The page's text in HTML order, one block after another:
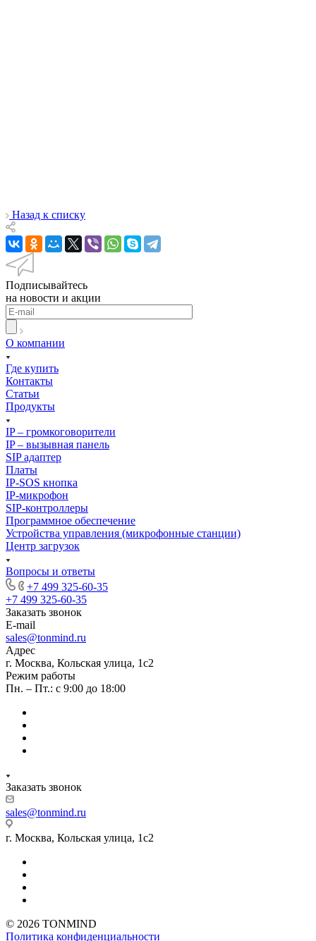
Назад к списку
Подписывайтесь
на новости и акции
О компании
Где купить
Контакты
Статьи
Продукты
IP – громкоговорители
IP – вызывная панель
SIP адаптер
Платы
IP-SOS кнопка
IP-микрофон
SIP-контроллеры
Программное обеспечение
Устройства управления (микрофонные станции)
Центр загрузок
Вопросы и ответы
+7 499 325-60-35
+7 499 325-60-35
Заказать звонок
E-mail
sales@tonmind.ru
Адрес
г. Москва, Кольская улица, 1с2
Режим работы
Пн. – Пт.: с 9:00 до 18:00
Заказать звонок
sales@tonmind.ru
г. Москва, Кольская улица, 1с2
© 2026 TONMIND
Политика конфиденциальности